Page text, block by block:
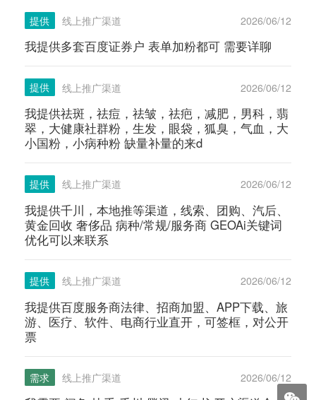
提供 线上推广渠道 2026/06/12
我提供多套百度证券户 表单加粉都可 需要详聊
提供 线上推广渠道 2026/06/12
我提供祛斑，祛痘，祛皱，祛疤，减肥，男科，翡
翠，大健康社群粉，生发，眼袋，狐臭，气血，大
小国粉，小病种粉 缺量补量的来d
提供 线上推广渠道 2026/06/12
我提供千川，本地推等渠道，线索、团购、汽后、
黄金回收 奢侈品 病种/常规/服务商 GEOAi关键词
优化可以来联系
提供 线上推广渠道 2026/06/12
我提供百度服务商法律、招商加盟、APP下载、旅
游、医疗、软件、电商行业直开，可签框，对公开
票
需求 线上推广渠道 2026/06/12